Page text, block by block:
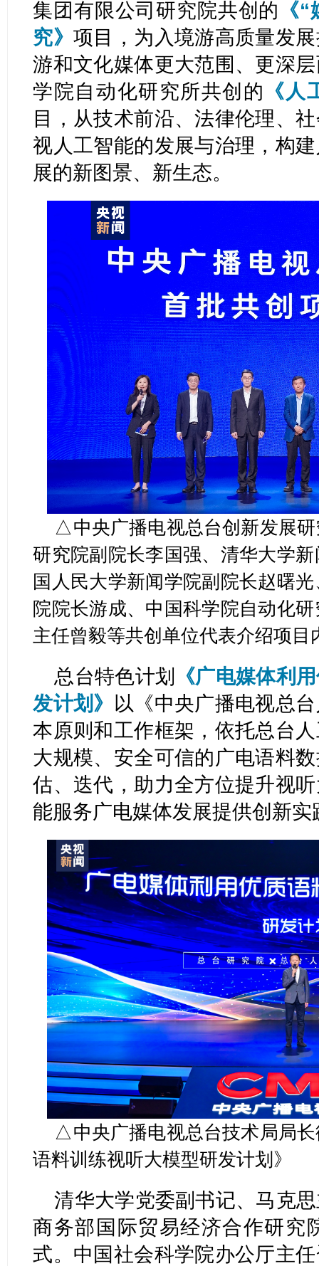
集团有限公司研究院共创的 《
究》项目，为入境游高质量发
游和文化媒体更大范围、更深
学院自动化研究所共创的 《
目，从技术前沿、法律伦理、
视人工智能的发展与治理，构
展的新图景、新生态。
△中央广播电视总台创新发展
研究院副院长李国强、清华大学
国人民大学新闻学院副院长赵曙
院院长游成、中国科学院自动化
主任曾毅等共创单位代表介绍项目
总台特色计划
《广电媒体利
发计划》
以《中央广播电视总
本原则和工作框架，依托总台
大规模、安全可信的广电语料
估、迭代，助力全方位提升视
能服务广电媒体发展提供创新实
△中央广播电视总台技术局局
语料训练视听大模型研发计划》
清华大学党委副书记、马克
商务部国际贸易经济合作研究
式。中国社会科学院办公厅主